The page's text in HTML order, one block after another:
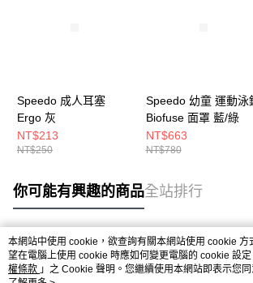
Speedo 成人耳塞
Ergo 灰
NT$213
NT$250
Speedo 幼童 運動泳
Biofuse 面罩 藍/綠
NT$663
NT$780
你可能有興趣的商品全站排行
熱門標籤
本網站中使用 cookie，欲查詢有關本網站使用 cookie 方
望在電腦上使用 cookie 時應如何變更電腦的 cookie 設定
權條款 」之 Cookie 聲明。您繼續使用本網站即表示您